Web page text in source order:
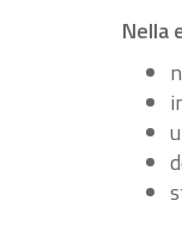
Nella